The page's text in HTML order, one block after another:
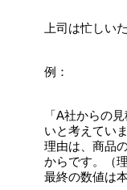
上司は忙しい
例：
「A社からの
いと考えてい
理由は、商品
からです。（理
最終の数値は